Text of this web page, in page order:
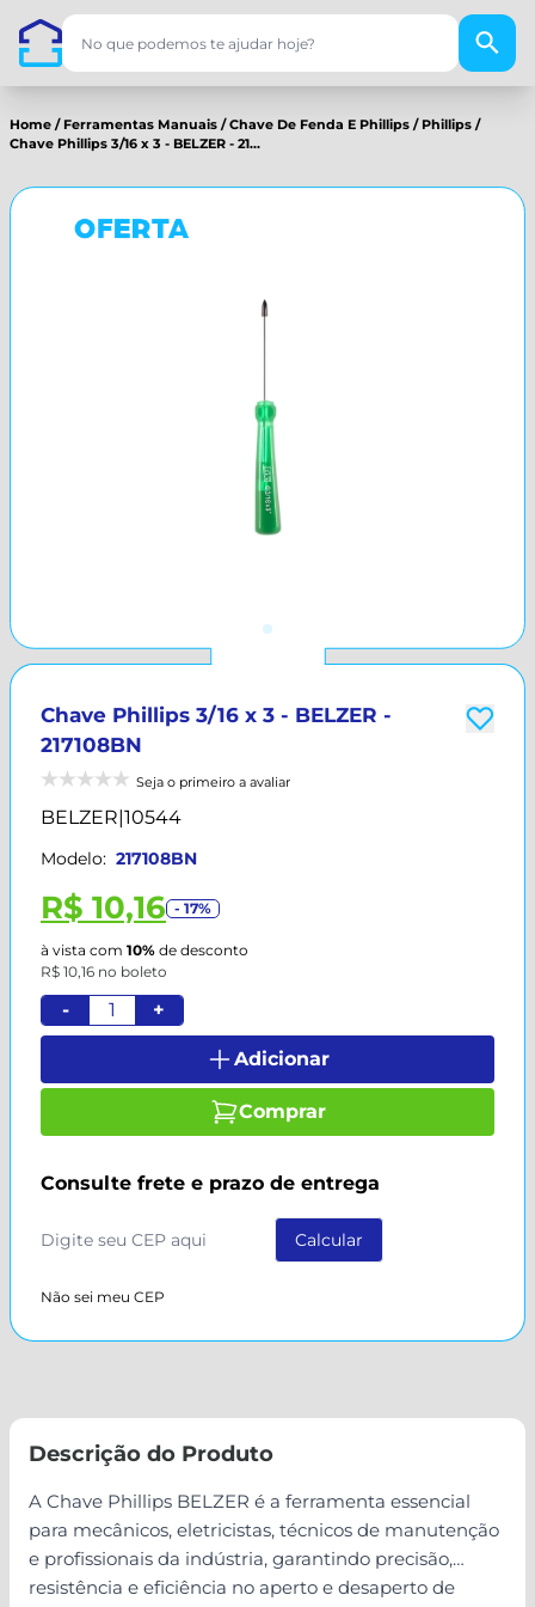
Home / Ferramentas Manuais /Chave De Fenda E Phillips / Phillips /
Chave Phillips 3/16 x 3 - BELZER - 21...
Chave Phillips 3/16 x 3 - BELZER -
217108BN
Seja o primeiro a avaliar
BELZER|10544
Modelo: 217108BN
R$ 10,16 - 17%
à vista com 10% de desconto
R$ 10,16 no boleto
- +
Adicionar
Comprar
Consulte frete e prazo de entrega
Não sei meu CEP
Descrição do Produto
A Chave Phillips BELZER é a ferramenta essencial
para mecânicos, eletricistas, técnicos de manutenção
e profissionais da indústria, garantindo precisão,
resistência e eficiência no aperto e desaperto de